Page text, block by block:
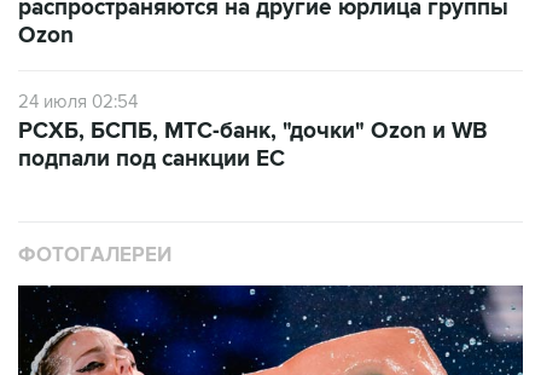
подпали под санкции ЕС